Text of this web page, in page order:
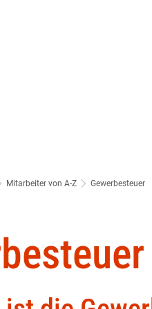
Mitarbeiter von A-Z Gewerbesteuer